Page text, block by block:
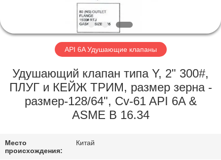
КОМПАНИИ
ФАБРИКА
КОНТРОЛЬ
КАЧЕСТВА
КОНТАКТНЫЕ
API 6A Удушающие клапаны
Удушающий клапан типа Y, 2" 300#,
ПЛУГ и КЕЙЖ ТРИМ, размер зерна -
размер-128/64", Cv-61 API 6A &
ASME B 16.34
Место
происхождения:
Китай